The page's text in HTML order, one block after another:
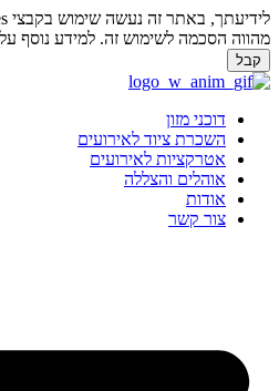
הסכמה לשימוש זה. למידע נוסף על
קבל
דוכני מזון
השכרת ציוד לאירועים
אטרקציות לאירועים
אוהלים והצללה
אודות
צור קשר